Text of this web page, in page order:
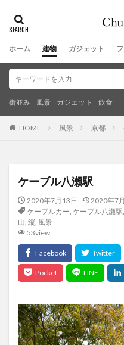
ホーム 建物 ガジェット
街並み 風景 ガジェット 飲食
HOME 風景 京都
ケーブル八瀬駅
2020年7月13日 2020年7
ケーブルカー, ケーブル八瀬駅,
山, 縦, 風景
53view